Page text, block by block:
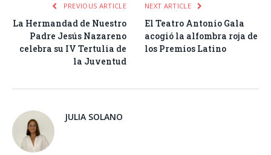
PREVIOUS ARTICLE
La Hermandad de Nuestro
Padre Jesús Nazareno
celebra su IV Tertulia de
la Juventud
NEXT ARTICLE
El Teatro Antonio Gala
acogió la alfombra roja de
los Premios Latino
JULIA SOLANO